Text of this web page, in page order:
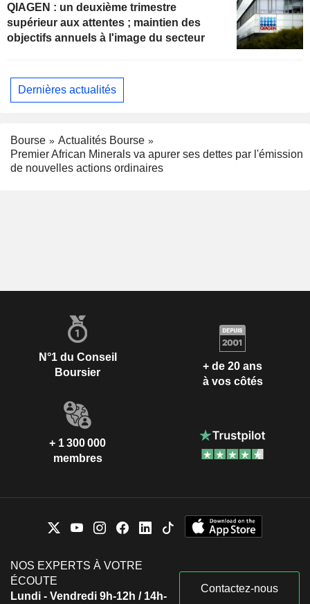
QIAGEN : un deuxième trimestre
supérieur aux attentes ; maintien des
objectifs annuels à l'image du secteur
Dernières actualités
Bourse
Actualités Bourse
Premier African Minerals va apurer ses dettes par l'émission
de nouvelles actions ordinaires
N°1 du Conseil
Boursier
+ de 20 ans
à vos côtés
+ 1 300 000
membres
NOS EXPERTS À VOTRE
ÉCOUTE
Lundi - Vendredi 9h-12h / 14h-
Contactez-nous